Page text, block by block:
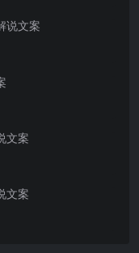
说文案
文案
文案